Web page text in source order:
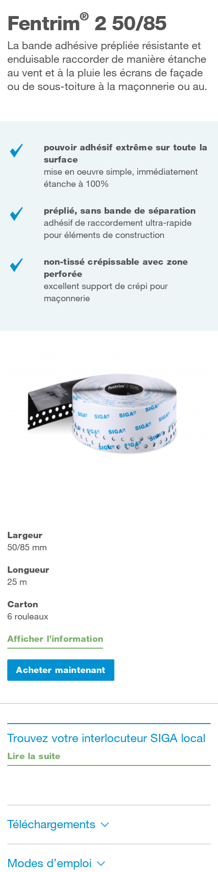
Fentrim®2 50/85
La bande adhésive prépliée résistante et
enduisable raccorder de manière étanche
au vent et à la pluie les écrans de façade
ou de sous-toiture à la maçonnerie ou au.
pouvoir adhésif extrême sur toute la
surface
mise en oeuvre simple, immédiatement
étanche à 100%
préplié, sans bande de séparation
adhésif de raccordement ultra-rapide
pour éléments de construction
non-tissé crépissable avec zone
perforée
excellent support de crépi pour
maçonnerie
Largeur
50/85 mm
Longueur
25 m
Carton
6 rouleaux
Afficher l’information
Acheter maintenant
Trouvez votre interlocuteur SIGA local
Lire la suite
Téléchargements
Modes d’emploi